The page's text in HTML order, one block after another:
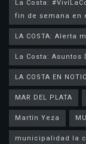
La Costa:
fin de semana en
LA COSTA:
La Costa:
LA COSTA EN
MAR DEL PLATA
Martín Yeza
municipalidad la